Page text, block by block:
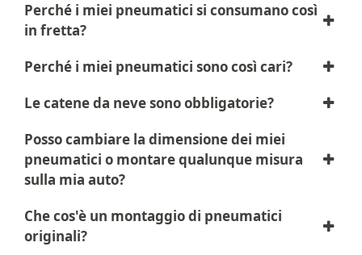
Perché i miei pneumatici si consumano così
in fretta?
Perché i miei pneumatici sono così cari?
Le catene da neve sono obbligatorie?
Posso cambiare la dimensione dei miei
pneumatici o montare qualunque misura
sulla mia auto?
Che cos'è un montaggio di pneumatici
originali?